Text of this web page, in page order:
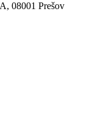
08001 Prešov